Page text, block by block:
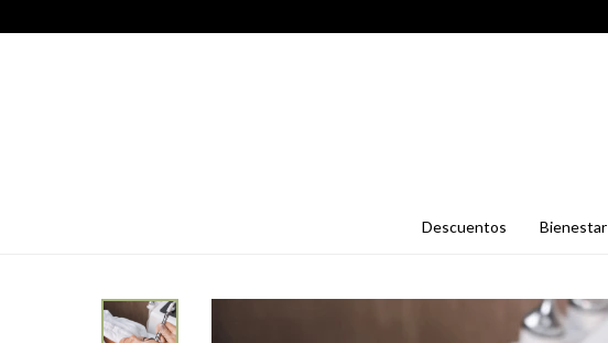
descuentos bienestar